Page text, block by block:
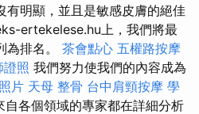
有明顯，並且是敏感皮膚的絕佳
ertekelese.hu上，我們將最
為排名。 茶會點心 五權路按摩
證照 我們努力使我們的內容成為
片 天母 整骨 台中肩頸按摩 學
自各個領域的專家都在詳細分析